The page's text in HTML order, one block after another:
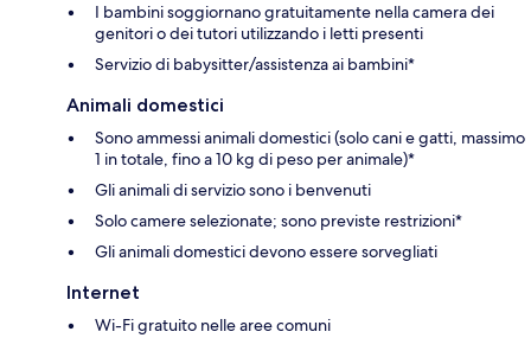
I bambini soggiornano gratuitamente nella camera dei
genitori o dei tutori utilizzando i letti presenti
Servizio di babysitter/assistenza ai bambini*
Animali domestici
Sono ammessi animali domestici (solo cani e gatti, massimo
1 in totale, fino a 10 kg di peso per animale)*
Gli animali di servizio sono i benvenuti
Solo camere selezionate; sono previste restrizioni*
Gli animali domestici devono essere sorvegliati
Internet
Wi-Fi gratuito nelle aree comuni